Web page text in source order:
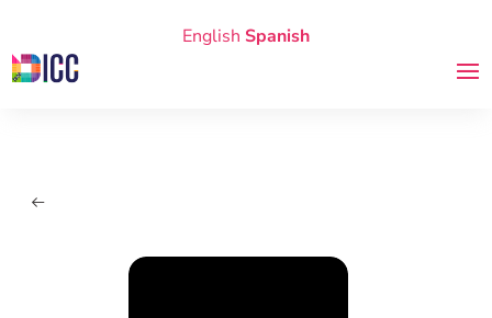
English Spanish